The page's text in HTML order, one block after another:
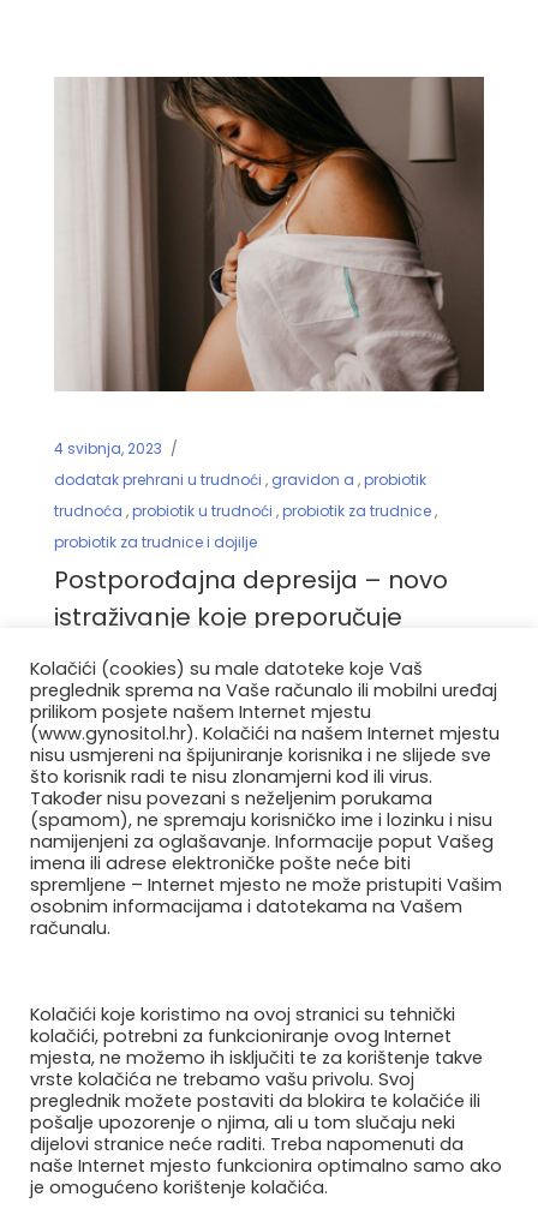
4 svibnja, 2023
dodatak prehrani u trudnoći , gravidon a ,probiotik
trudnoća ,probiotik u trudnoći ,probiotik za trudnice,
probiotik za trudnice i dojilje
Postporođajna depresija – novo
istraživanje koje preporučuje
pijenje Lactobacillus Rhamnosus
tijekom trudnoće
Lactobacillus rhamnosus HN001 probiotički je soj
bakterija koji se obično koristi za poboljšanje
zdravlja crijeva i poboljšanje imuniteta. No,
tijekom 2017.godine napravljena je studija koja
Pročitaj više...
Made bySargon Creative Media
Kolačići (cookies) su male datoteke koje Vaš
preglednik sprema na Vaše računalo ili mobilni uređaj
prilikom posjete našem Internet mjestu
(www.gynositol.hr). Kolačići na našem Internet mjestu
nisu usmjereni na špijuniranje korisnika i ne slijede sve
što korisnik radi te nisu zlonamjerni kod ili virus.
Također nisu povezani s neželjenim porukama
(spamom), ne spremaju korisničko ime i lozinku i nisu
namijenjeni za oglašavanje. Informacije poput Vašeg
imena ili adrese elektroničke pošte neće biti
spremljene – Internet mjesto ne može pristupiti Vašim
osobnim informacijama i datotekama na Vašem
računalu.
Kolačići koje koristimo na ovoj stranici su tehnički
kolačići, potrebni za funkcioniranje ovog Internet
mjesta, ne možemo ih isključiti te za korištenje takve
vrste kolačića ne trebamo vašu privolu. Svoj
preglednik možete postaviti da blokira te kolačiće ili
pošalje upozorenje o njima, ali u tom slučaju neki
dijelovi stranice neće raditi. Treba napomenuti da
naše Internet mjesto funkcionira optimalno samo ako
je omogućeno korištenje kolačića.